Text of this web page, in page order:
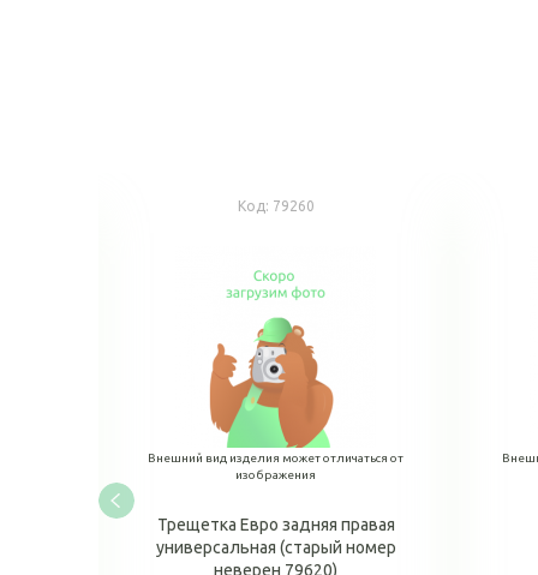
Код: 79260
Внешний вид изделия может отличаться от
изображения
Трещетка Евро задняя правая
универсальная (старый номер
неверен 79620)